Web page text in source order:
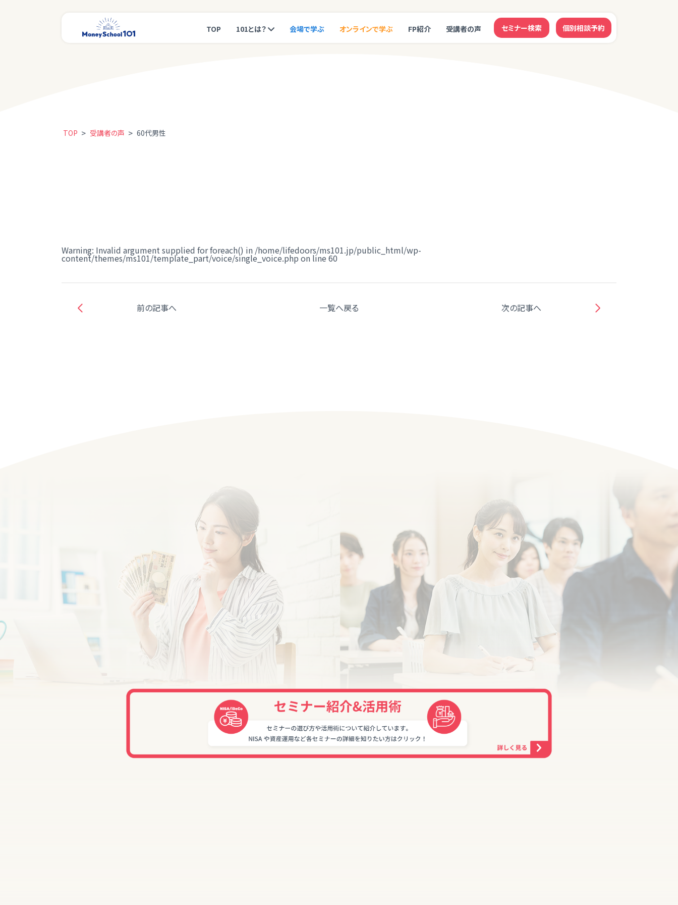
TOP 101とは？ 会場で学ぶ オンラインで学ぶ FP紹介 受講者の声 セミナー検索 個別相談予約
TOP > 受講者の声 > 60代男性
Warning: Invalid argument supplied for foreach() in /home/lifedoors/ms101.jp/public_html/wp-
content/themes/ms101/template_part/voice/single_voice.php on line 60
前の記事へ 一覧へ戻る 次の記事へ